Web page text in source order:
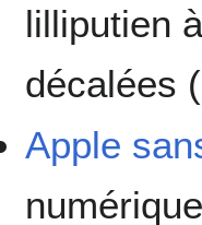
lilliputien
décalées
Apple